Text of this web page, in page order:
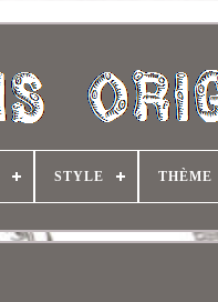
STYLE THÈME